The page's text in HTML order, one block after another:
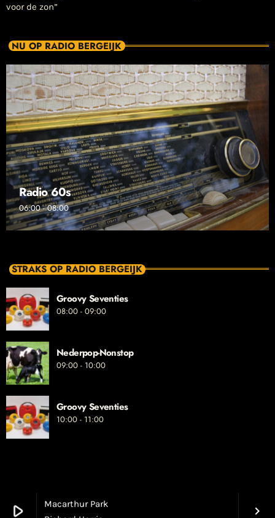
play_arrow
Macarthur Park
keyboard_arrow_right
voor de zon”
NU OP RADIO BERGEIJK
Radio 60s
06:00 - 08:00
STRAKS OP RADIO BERGEIJK
Groovy Seventies
08:00 - 09:00
Nederpop-Nonstop
09:00 - 10:00
Groovy Seventies
10:00 - 11:00